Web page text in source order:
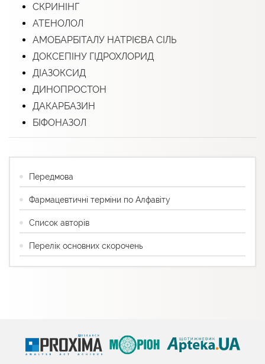
СКРИНІНГ
АТЕНОЛОЛ
АМОБАРБІТАЛУ НАТРІЄВА СІЛЬ
ДОКСЕПІНУ ГІДРОХЛОРИД
ДІАЗОКСИД
ДИНОПРОСТОН
ДАКАРБАЗИН
БІФОНАЗОЛ
Передмова
Фармацевтичні терміни по Алфавіту
Список авторів
Перелік основних скорочень